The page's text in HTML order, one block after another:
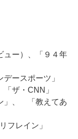
ュー）、「９４年
ースポーツ」
ザ・CNN」
」、 「教えてあ
フレイン」